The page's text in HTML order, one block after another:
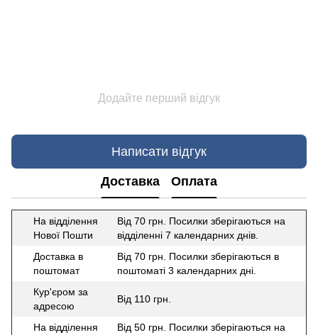
Додайте перший відгук
Написати відгук
Доставка Оплата
На відділення
Нової Пошти
Від 70 грн. Посилки зберігаються на
відділенні 7 календарних днів.
Доставка в
поштомат
Від 70 грн. Посилки зберігаються в
поштоматі 3 календарних дні.
Кур'єром за
адресою
Від 110 грн.
На відділення
Від 50 грн. Посилки зберігаються на